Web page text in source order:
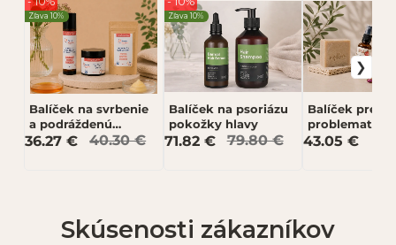
Balíček na svrbenie
a podráždenú
pokožku
Zľava 10%
36.27 € 40.30 €
Balíček na psoriázu
pokožky hlavy
Zľava 10%
71.82 € 79.80 €
Balíček pre
zmiešanú pleť
43.05 €
Skúsenosti zákazníkov